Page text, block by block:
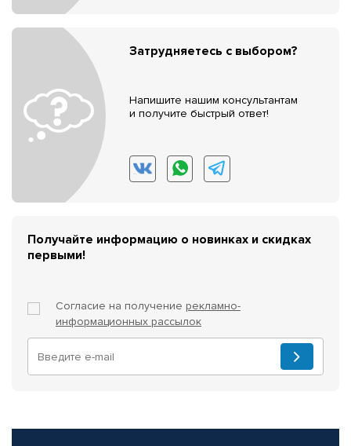
Затрудняетесь с выбором?
Напишите нашим консультантам
и получите быстрый ответ!
Получайте информацию о новинках и скидках
первыми!
Согласие на получение рекламно-
информационных рассылок